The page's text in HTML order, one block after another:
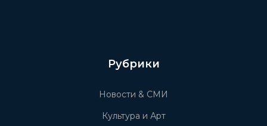
Рубрики
Новости & СМИ
Культура и Арт